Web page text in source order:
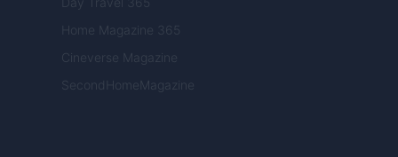
Home Magazine 365
Cineverse Magazine
SecondHomeMagazine